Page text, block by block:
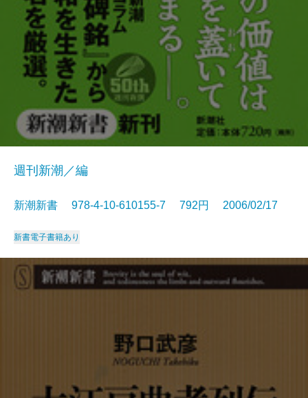
週刊新潮／編
新潮新書 978-4-10-610155-7 792円 2006/02/17
新書電子書籍あり